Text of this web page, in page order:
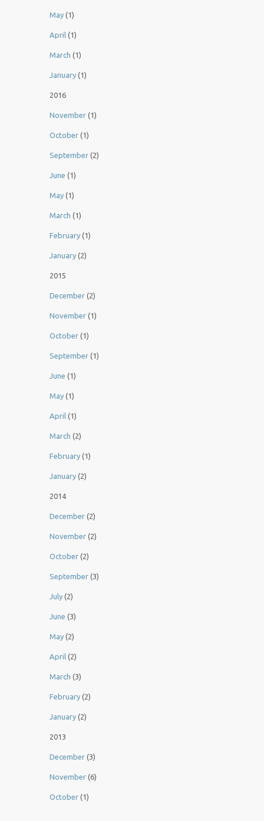
May (1)
April (1)
March (1)
January (1)
2016
November (1)
October (1)
September (2)
June (1)
May (1)
March (1)
February (1)
January (2)
2015
December (2)
November (1)
October (1)
September (1)
June (1)
May (1)
April (1)
March (2)
February (1)
January (2)
2014
December (2)
November (2)
October (2)
September (3)
July (2)
June (3)
May (2)
April (2)
March (3)
February (2)
January (2)
2013
December (3)
November (6)
October (1)